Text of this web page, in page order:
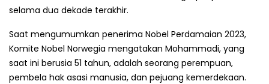
selama dua dekade terakhir.
Saat mengumumkan penerima Nobel Perdamaian 2023,
Komite Nobel Norwegia mengatakan Mohammadi, yang
saat ini berusia 51 tahun, adalah seorang perempuan,
pembela hak asasi manusia, dan pejuang kemerdekaan.